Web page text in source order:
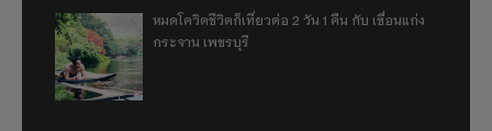
หมดโควิดชีวิตก็เที่ยวต่อ 2 วัน 1 คืน กับ เขื่อนแก่ง
กระจาน เพชรบุรี